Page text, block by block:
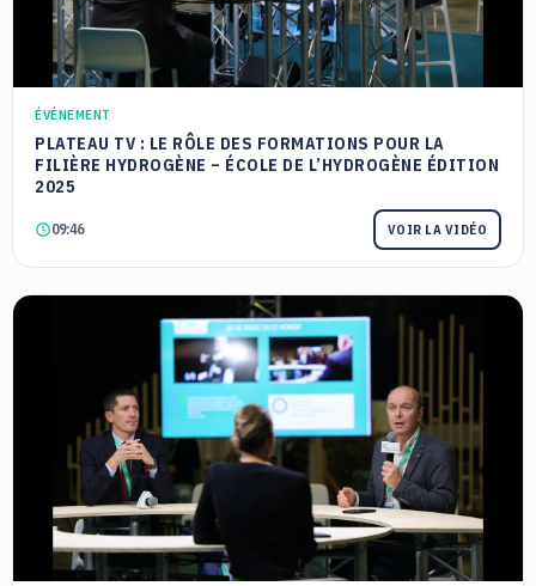
ÉVÉNEMENT
PLATEAU TV : LE RÔLE DES FORMATIONS POUR LA
FILIÈRE HYDROGÈNE – ÉCOLE DE L’HYDROGÈNE ÉDITION
2025
09:46 VOIR LA VIDÉO